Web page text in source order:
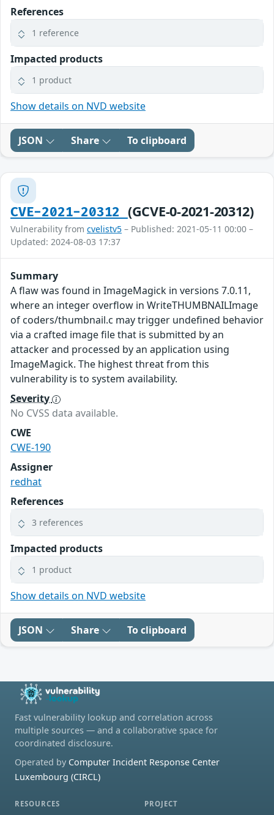
References
1 reference
Impacted products
1 product
Show details on NVD website
JSON Share To clipboard
CVE-2021-20312 (GCVE-0-2021-20312)
Vulnerability from cvelistv5 – Published: 2021-05-11 00:00 –
Updated: 2024-08-03 17:37
Summary
A flaw was found in ImageMagick in versions 7.0.11,
where an integer overflow in WriteTHUMBNAILImage
of coders/thumbnail.c may trigger undefined behavior
via a crafted image file that is submitted by an
attacker and processed by an application using
ImageMagick. The highest threat from this
vulnerability is to system availability.
Severity
No CVSS data available.
CWE
CWE-190
Assigner
redhat
References
3 references
Impacted products
1 product
Show details on NVD website
JSON Share To clipboard
Fast vulnerability lookup and correlation across
multiple sources — and a collaborative space for
coordinated disclosure.
Operated by Computer Incident Response Center
Luxembourg (CIRCL)
RESOURCES PROJECT